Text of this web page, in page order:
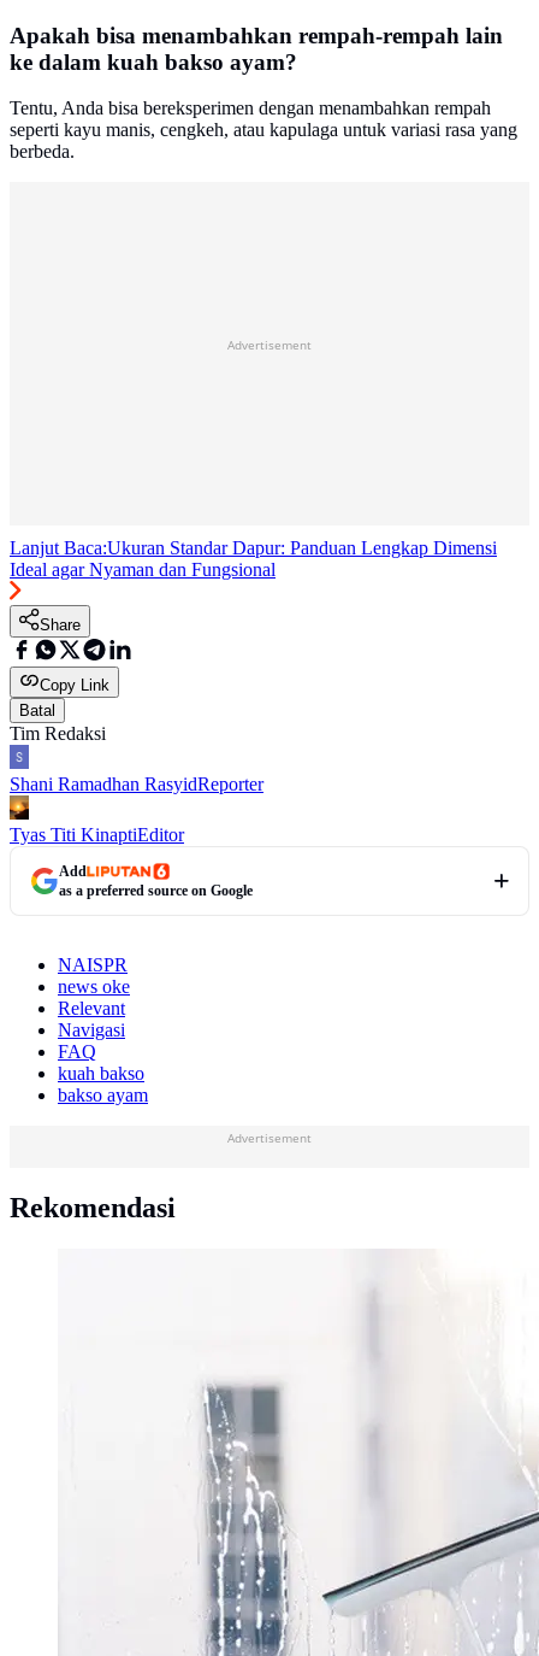
Apakah bisa menambahkan rempah-rempah lain
ke dalam kuah bakso ayam?
Tentu, Anda bisa bereksperimen dengan menambahkan rempah
seperti kayu manis, cengkeh, atau kapulaga untuk variasi rasa yang
berbeda.
Advertisement
Lanjut Baca:Ukuran Standar Dapur: Panduan Lengkap Dimensi
Ideal agar Nyaman dan Fungsional
Share
Copy Link
Batal
Tim Redaksi
Shani Ramadhan RasyidReporter
Tyas Titi KinaptiEditor
Add
as a preferred source on Google
NAISPR
news oke
Relevant
Navigasi
FAQ
kuah bakso
bakso ayam
Advertisement
Rekomendasi